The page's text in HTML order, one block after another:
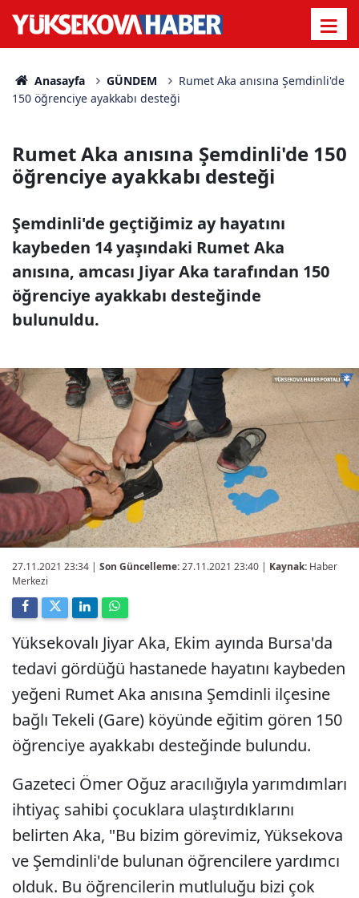
Anasayfa GÜNDEM
Rumet Aka anısına Şemdinli'de
150 öğrenciye ayakkabı desteği
Rumet Aka anısına Şemdinli'de 150
öğrenciye ayakkabı desteği
Şemdinli'de geçtiğimiz ay hayatını
kaybeden 14 yaşındaki Rumet Aka
anısına, amcası Jiyar Aka tarafından 150
öğrenciye ayakkabı desteğinde
bulunuldu.
27.11.2021 23:34 | Son Güncelleme:27.11.2021 23:40 | Kaynak: Haber
Merkezi
Yüksekovalı Jiyar Aka, Ekim ayında Bursa'da
tedavi gördüğü hastanede hayatını kaybeden
yeğeni Rumet Aka anısına Şemdinli ilçesine
bağlı Tekeli (Gare) köyünde eğitim gören 150
öğrenciye ayakkabı desteğinde bulundu.
Gazeteci Ömer Oğuz aracılığıyla yarımdımları
ihtiyaç sahibi çocuklara ulaştırdıklarını
belirten Aka, "Bu bizim görevimiz, Yüksekova
ve Şemdinli'de bulunan öğrencilere yardımcı
olduk. Bu öğrencilerin mutluluğu bizi çok